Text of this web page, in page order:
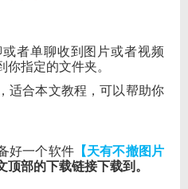
者单聊收到图片或者视频
你指定的文件夹。
适合本文教程，可以帮助你
好一个软件【天有不撤图片
顶部的下载链接下载到。